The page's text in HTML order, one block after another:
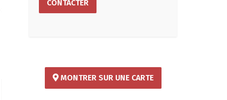
CONTACTER
MONTRER SUR UNE CARTE